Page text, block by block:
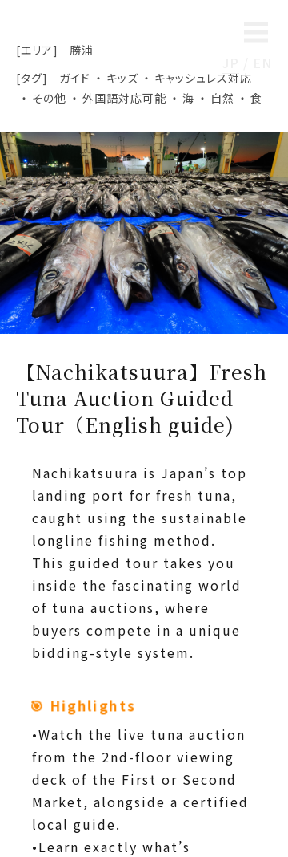
[エリア]
勝浦
[タグ]
ガイド キッズ
キャッシュレス対応
その他
外国語対応可能 海 自然 食
【Nachikatsuura】Fresh
Tuna Auction Guided
Tour（English guide)
Nachikatsuura is Japan’s top
landing port for fresh tuna,
caught using the sustainable
longline fishing method.
This guided tour takes you
inside the fascinating world
of tuna auctions, where
buyers compete in a unique
bidding-style system.
🎯 Highlights
•Watch the live tuna auction
from the 2nd-floor viewing
deck of the First or Second
Market, alongside a certified
local guide.
•Learn exactly what’s